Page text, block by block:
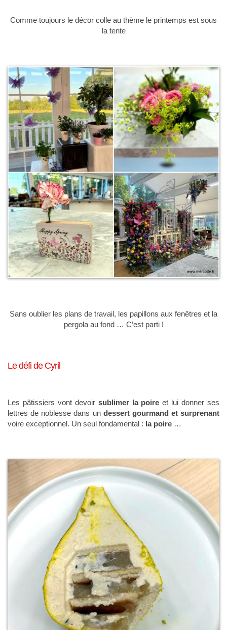
Comme toujours le décor colle au thème le printemps est sous
la tente
Sans oublier les plans de travail, les papillons aux fenêtres et la
pergola au fond … C’est parti !
Le défi de Cyril
Les pâtissiers vont devoir sublimer la poire et lui donner ses
lettres de noblesse dans undessert gourmand et surprenant
voire exceptionnel. Un seul fondamental : la poire …